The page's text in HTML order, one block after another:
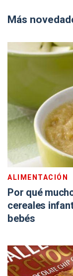
Más
ALIMENTACIÓN
Por qué
cereales
bebés